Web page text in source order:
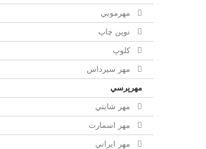
مهرموبي
نوين چاپ
کلوپ
مهر سيرداس
مهرپرسي
مهر شايني
مهر اسمارت
مهر ايراني